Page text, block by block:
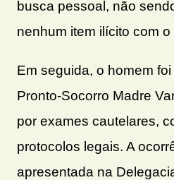
busca pessoal, não
nenhum item ilícito com
Em seguida, o homem
Pronto-Socorro Madre
por exames cautelares,
protocolos legais. A
apresentada na